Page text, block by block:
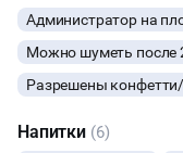
Администратор на
Можно шуметь после
Разрешены
Напитки (6)
ДИСКОТЕКА
СВИДАНИЯ
НОВЫЙ ГОД